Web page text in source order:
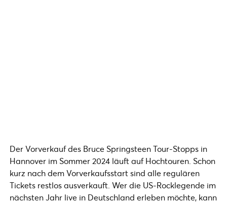
Der Vorverkauf des Bruce Springsteen Tour-Stopps in
Hannover im Sommer 2024 läuft auf Hochtouren. Schon
kurz nach dem Vorverkaufsstart sind alle regulären
Tickets restlos ausverkauft. Wer die US-Rocklegende im
nächsten Jahr live in Deutschland erleben möchte, kann